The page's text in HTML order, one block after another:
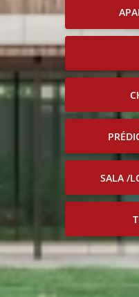
SALA /